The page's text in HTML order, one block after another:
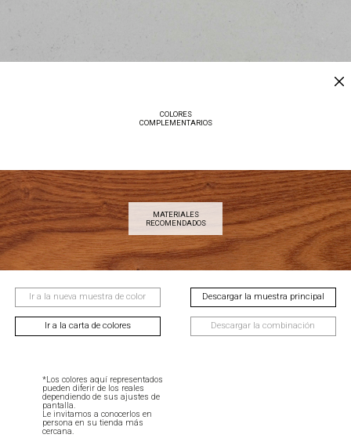
COLORES
COMPLEMENTARIOS
MATERIALES
RECOMENDADOS
Ir a la nueva muestra de color
Ir a la carta de colores
Descargar la muestra principal
Descargar la combinación
*Los colores aquí representados
pueden diferir de los reales
dependiendo de sus ajustes de
pantalla.
Le invitamos a conocerlos en
persona en su tienda más
cercana.